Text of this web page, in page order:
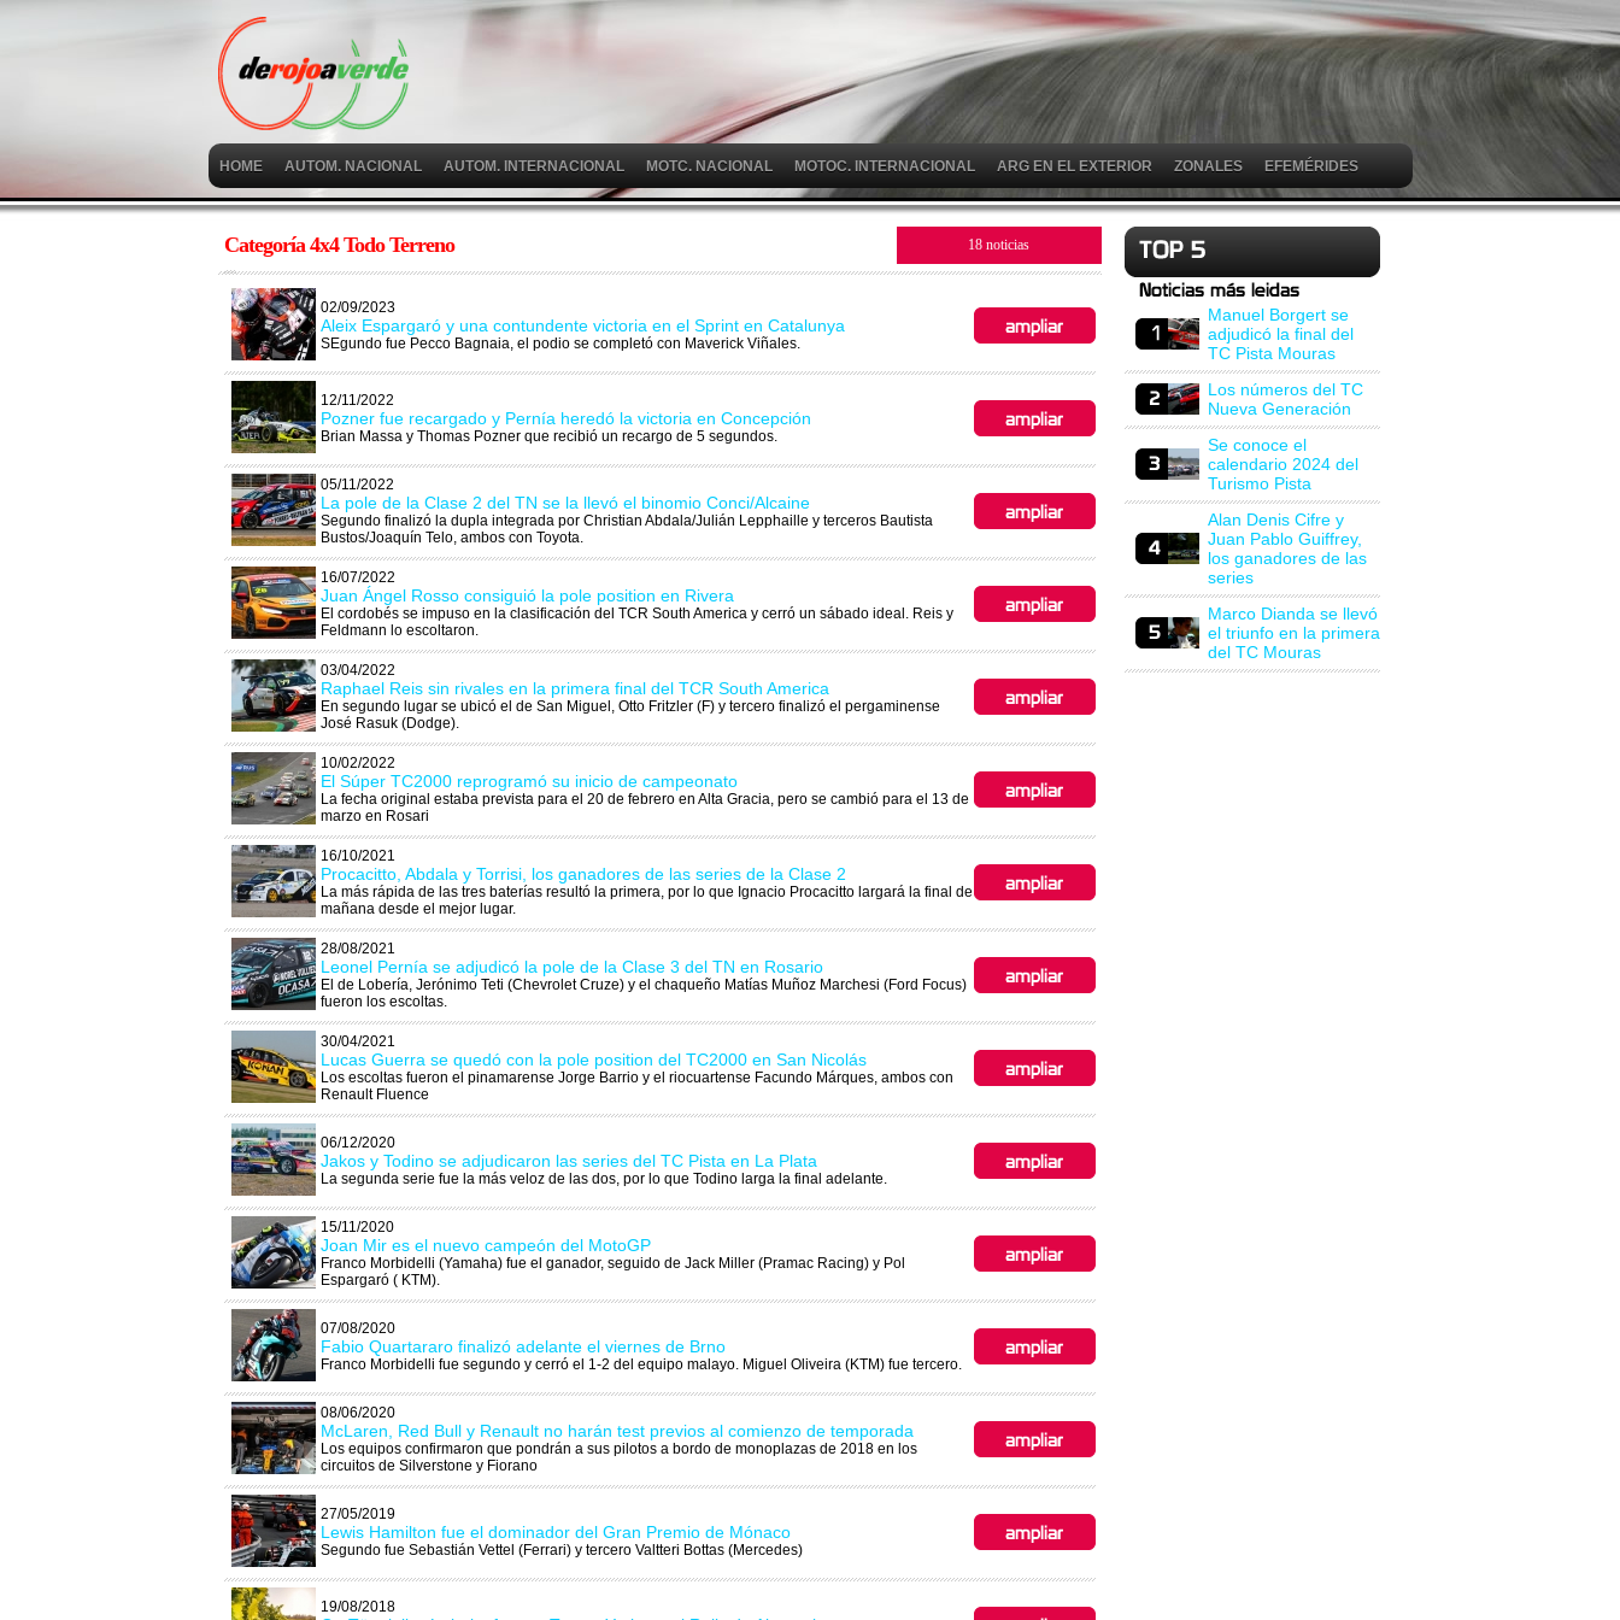
HOME AUTOM. NACIONAL AUTOM. INTERNACIONAL MOTC. NACIONAL MOTOC. INTERNACIONAL ARG EN EL EXTERIOR ZONALES EFEMÉRIDES
Categoría 4x4 Todo Terreno 18 noticias
02/09/2023
Aleix Espargaró y una contundente victoria en el Sprint en Catalunya
SEgundo fue Pecco Bagnaia, el podio se completó con Maverick Viñales.
12/11/2022
Pozner fue recargado y Pernía heredó la victoria en Concepción
Brian Massa y Thomas Pozner que recibió un recargo de 5 segundos.
05/11/2022
La pole de la Clase 2 del TN se la llevó el binomio Conci/Alcaine
Segundo finalizó la dupla integrada por Christian Abdala/Julián Lepphaille y terceros Bautista
Bustos/Joaquín Telo, ambos con Toyota.
16/07/2022
Juan Ángel Rosso consiguió la pole position en Rivera
El cordobés se impuso en la clasificación del TCR South America y cerró un sábado ideal. Reis y
Feldmann lo escoltaron.
03/04/2022
Raphael Reis sin rivales en la primera final del TCR South America
En segundo lugar se ubicó el de San Miguel, Otto Fritzler (F) y tercero finalizó el pergaminense
José Rasuk (Dodge).
10/02/2022
El Súper TC2000 reprogramó su inicio de campeonato
La fecha original estaba prevista para el 20 de febrero en Alta Gracia, pero se cambió para el 13 de
marzo en Rosari
16/10/2021
Procacitto, Abdala y Torrisi, los ganadores de las series de la Clase 2
La más rápida de las tres baterías resultó la primera, por lo que Ignacio Procacitto largará la final de
mañana desde el mejor lugar.
28/08/2021
Leonel Pernía se adjudicó la pole de la Clase 3 del TN en Rosario
El de Lobería, Jerónimo Teti (Chevrolet Cruze) y el chaqueño Matías Muñoz Marchesi (Ford Focus)
fueron los escoltas.
30/04/2021
Lucas Guerra se quedó con la pole position del TC2000 en San Nicolás
Los escoltas fueron el pinamarense Jorge Barrio y el riocuartense Facundo Márques, ambos con
Renault Fluence
06/12/2020
Jakos y Todino se adjudicaron las series del TC Pista en La Plata
La segunda serie fue la más veloz de las dos, por lo que Todino larga la final adelante.
15/11/2020
Joan Mir es el nuevo campeón del MotoGP
Franco Morbidelli (Yamaha) fue el ganador, seguido de Jack Miller (Pramac Racing) y Pol
Espargaró ( KTM).
07/08/2020
Fabio Quartararo finalizó adelante el viernes de Brno
Franco Morbidelli fue segundo y cerró el 1-2 del equipo malayo. Miguel Oliveira (KTM) fue tercero.
08/06/2020
McLaren, Red Bull y Renault no harán test previos al comienzo de temporada
Los equipos confirmaron que pondrán a sus pilotos a bordo de monoplazas de 2018 en los
circuitos de Silverstone y Fiorano
27/05/2019
Lewis Hamilton fue el dominador del Gran Premio de Mónaco
Segundo fue Sebastián Vettel (Ferrari) y tercero Valtteri Bottas (Mercedes)
19/08/2018
Manuel Borgert se
adjudicó la final del
TC Pista Mouras
Los números del TC
Nueva Generación
Se conoce el
calendario 2024 del
Turismo Pista
Alan Denis Cifre y
Juan Pablo Guiffrey,
los ganadores de las
series
Marco Dianda se llevó
el triunfo en la primera
del TC Mouras